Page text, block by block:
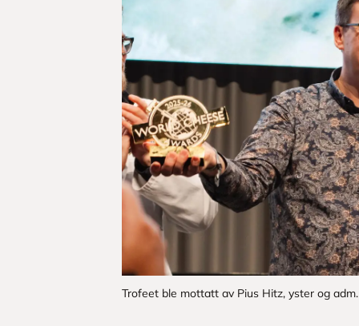
Trofeet ble mottatt av Pius Hitz, yster og